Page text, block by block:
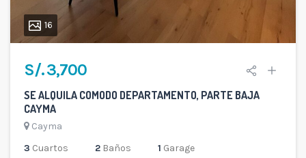
16
S/. 3,700
SE ALQUILA COMODO DEPARTAMENTO, PARTE BAJA
CAYMA
Cayma
3 Cuartos 2 Baños 1 Garage